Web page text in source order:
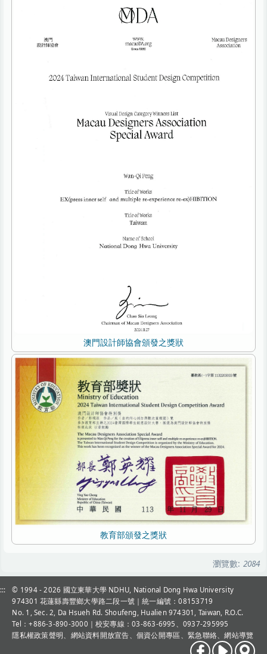
澳門設計師協會頒發之獎狀
教育部頒發之獎狀
瀏覽數: 2084
::: © 1994 - 2026 國立東華大學 NDHU, National Dong Hwa University
974301 花蓮縣壽豐鄉大學路二段一號｜統一編號：08153719
No. 1, Sec. 2, Da Hsueh Rd. Shoufeng, Hualien 974301, Taiwan, R.O.C.
Tel：+886-3-890-3000 ｜校安專線：03-863-6995、0937-295995
隱私權政策聲明、 網站資料開放宣告、 個資公開專區 、緊急聯絡、網站導覽